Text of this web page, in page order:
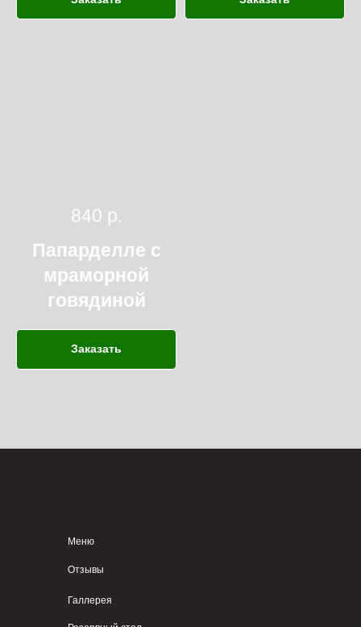
840 р.
Папарделле с
мраморной
говядиной
Заказать
Меню
Отзывы
Галлерея